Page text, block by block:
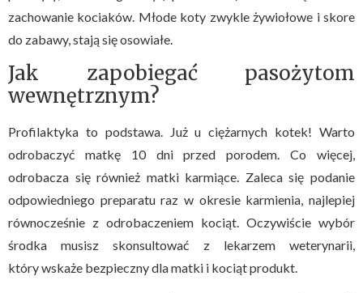
zachowanie kociaków. Młode koty zwykle żywiołowe i skore
do zabawy, stają się osowiałe.
Jak zapobiegać pasożytom
wewnętrznym?
Profilaktyka to podstawa. Już u ciężarnych kotek! Warto
odrobaczyć matkę 10 dni przed porodem. Co więcej,
odrobacza się również matki karmiące. Zaleca się podanie
odpowiedniego preparatu raz w okresie karmienia, najlepiej
równocześnie z odrobaczeniem kociąt. Oczywiście wybór
środka musisz skonsultować z lekarzem weterynarii,
który wskaże bezpieczny dla matki i kociąt produkt.